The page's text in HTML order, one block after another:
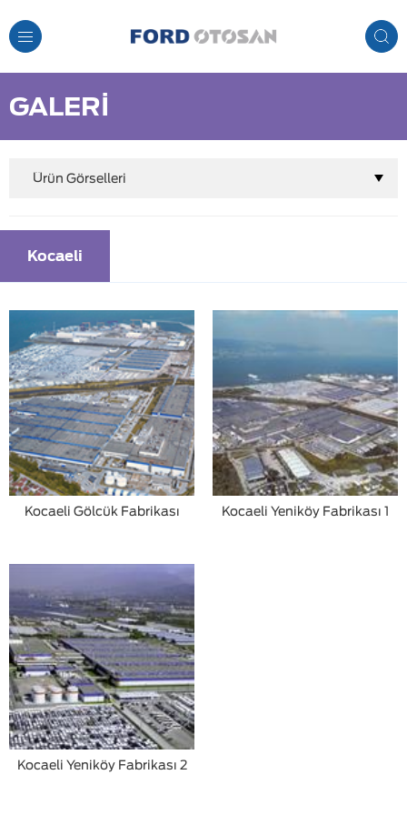
Toggle
Navigation
GALERİ
Ürün Görselleri
Kocaeli
Kocaeli Gölcük Fabrikası Kocaeli Yeniköy Fabrikası 1
Kocaeli Yeniköy Fabrikası 2